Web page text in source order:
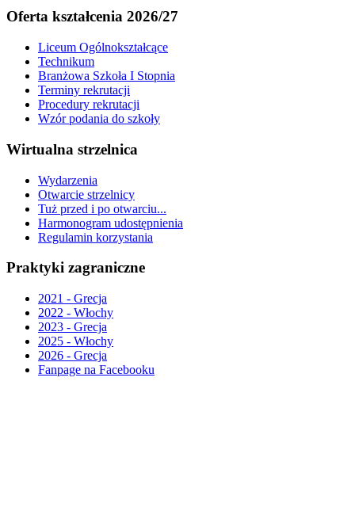
Oferta kształcenia 2026/27
Liceum Ogólnokształcące
Technikum
Branżowa Szkoła I Stopnia
Terminy rekrutacji
Procedury rekrutacji
Wzór podania do szkoły
Wirtualna strzelnica
Wydarzenia
Otwarcie strzelnicy
Tuż przed i po otwarciu...
Harmonogram udostępnienia
Regulamin korzystania
Praktyki zagraniczne
2021 - Grecja
2022 - Włochy
2023 - Grecja
2025 - Włochy
2026 - Grecja
Fanpage na Facebooku